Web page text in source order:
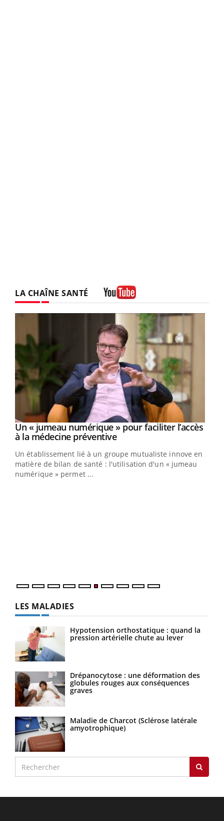
LA CHAÎNE SANTÉ
Youtube
Un « jumeau numérique » pour faciliter l’accès
à la médecine préventiveYoutube
Un établissement lié à un groupe mutualiste innove en
matière de bilan de santé : l'utilisation d'un « jumeau
numérique » permet ...
LES MALADIES
Hypotension orthostatique : quand la
pression artérielle chute au lever
Drépanocytose : une déformation des
globules rouges aux conséquences
graves
Maladie de Charcot (Sclérose latérale
amyotrophique)